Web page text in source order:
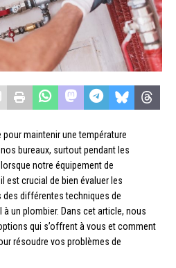
maintenir une température
bureaux, surtout pendant les
notre équipement de
est crucial de bien évaluer les
différentes techniques de
un plombier. Dans cet article, nous
qui s’offrent à vous et comment
résoudre vos problèmes de